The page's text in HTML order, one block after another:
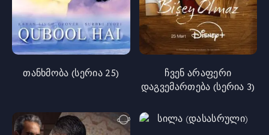
თანხმობა (სერია 25)
ჩვენ არაფერი
დაგვემართება (სერია 3)